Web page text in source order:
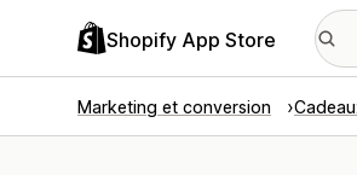
Shopify App Store
Marketing et conversion